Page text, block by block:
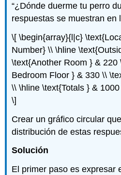
“¿Dónde duerme tu perro
respuestas se muestran en
\[ \begin{array}{l|c}
Number} \\ \hline
\text{Another Room } & 220
Bedroom Floor } & 330 \\
\\ \hline \text{Totals } &
\]
Crear un gráfico circular
distribución de estas
Solución
El primer paso es expresar